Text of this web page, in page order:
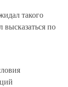
такого
высказаться по